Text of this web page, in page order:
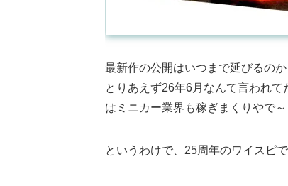
最新作の公開はいつまで延びるのか
とりあえず26年6月なんて言われ
はミニカー業界も稼ぎまくりやで～
というわけで、25周年のワイスピ